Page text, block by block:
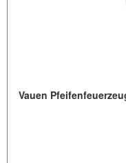
Vauen